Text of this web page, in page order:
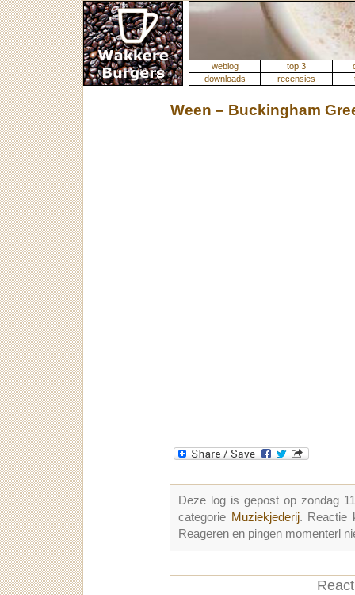
weblog top 3
downloads
recensies
Ween – Buckingham
Deze log is gepost op zondag
categorie Muziekjederij. Reactie
Reageren en pingen momenterl